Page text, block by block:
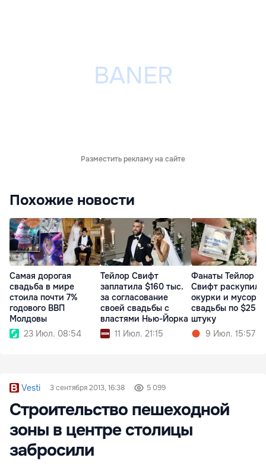
Разместить рекламу на сайте
Похожие новости
Самая дорогая
свадьба в мире
стоила почти 7%
годового ВВП
Молдовы
23 Июл. 08:54
Тейлор Свифт
заплатила $160 тыс.
за согласование
своей свадьбы с
властями Нью-Йорка
11 Июл. 21:15
Фанаты Тейлор
Свифт раскупили
окурки и мусор с
свадьбы по $25
штуку
9 Июл. 15:57
Vesti 3 сентября 2013, 16:38 5 099
Строительство пешеходной
зоны в центре столицы
забросили